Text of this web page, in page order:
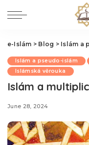
e-Islám > Blog > Islám a
Islám a pseudo-islám
Islámská věrouka
Islám a
June 28, 2024